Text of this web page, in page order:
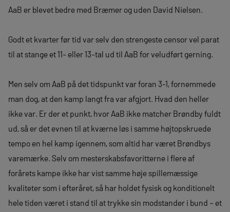
AaB er blevet bedre med Bræmer og uden David Nielsen.
Godt et kvarter før tid var selv den strengeste censor vel parat
til at stange et 11- eller 13-tal ud til AaB for veludført gerning.
Men selv om AaB på det tidspunkt var foran 3-1, fornemmede
man dog, at den kamp langt fra var afgjort. Hvad den heller
ikke var. Er der et punkt, hvor AaB ikke matcher Brøndby fuldt
ud, så er det evnen til at kværne løs i samme højtopskruede
tempo en hel kamp igennem, som altid har været Brøndbys
varemærke. Selv om mesterskabsfavoritterne i flere af
forårets kampe ikke har vist samme høje spillemæssige
kvaliteter som i efteråret, så har holdet fysisk og konditionelt
hele tiden været i stand til at trykke sin modstander i bund – et